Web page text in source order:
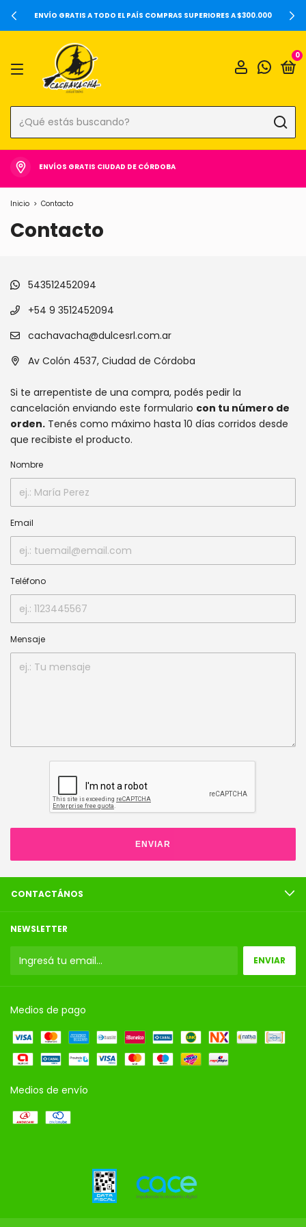
ENVÍO GRATIS A TODO EL PAÍS COMPRAS SUPERIORES A $300.000
0
ENVÍOS GRATIS CIUDAD DE CÓRDOBA
Inicio > Contacto
Contacto
543512452094
+54 9 3512452094
cachavacha@dulcesrl.com.ar
Av Colón 4537, Ciudad de Córdoba
Si te arrepentiste de una compra, podés pedir la
cancelación enviando este formulario con tu número de
orden. Tenés como máximo hasta 10 días corridos desde
que recibiste el producto.
Nombre
Email
Teléfono
Mensaje
ENVIAR
CONTACTÁNOS
NEWSLETTER
Medios de pago
Medios de envío